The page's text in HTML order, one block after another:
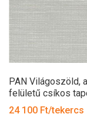
PAN Világoszöld,
felületű csíkos
24 100 Ft/tekercs